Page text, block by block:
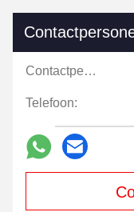
Contactpersonen:
Telefoon: